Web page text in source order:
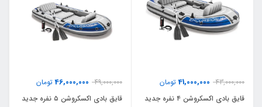
43,000,000
41,000,000تومان
قایق بادی اکسکروشن ۴ نفره جدید
49,000,000
46,000,000تومان
قایق بادی اکسکروشن ۵ نفره جدید